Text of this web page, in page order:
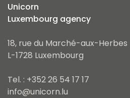
Unicorn
Luxembourg agency
18, rue du Marché-aux-Herbes
L-1728 Luxembourg
Tel. : +352 26 54 17 17
info@unicorn.lu